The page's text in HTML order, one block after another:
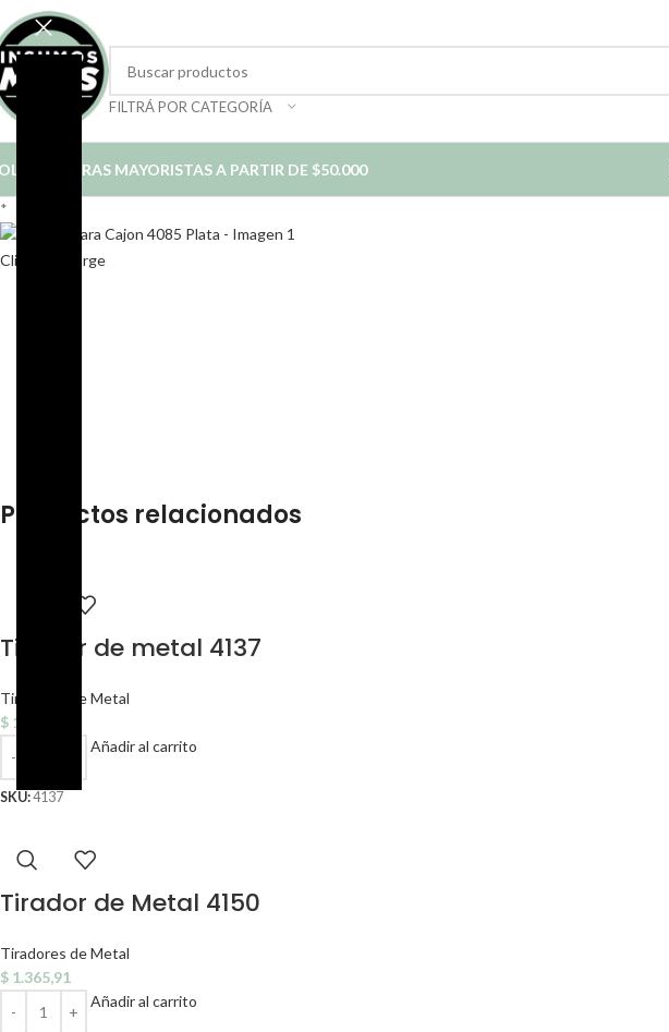
FILTRÁ POR CATEGORÍA
COMPRAS MAYORISTAS A PARTIR DE $50.000
*
Click to enlarge
Productos relacionados
Tirador de metal 4137
Tiradores de Metal
$ 1.365,91
Añadir al carrito
SKU:4137
Tirador de Metal 4150
Tiradores de Metal
$ 1.365,91
Añadir al carrito